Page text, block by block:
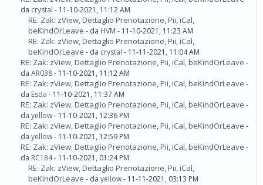
da crystal - 11-10-2021, 11:12 AM
RE: Zak: zView, Dettaglio Prenotazione, Pii, iCal,
beKindOrLeave - da HVM - 11-10-2021, 11:23 AM
RE: Zak: zView, Dettaglio Prenotazione, Pii, iCal,
beKindOrLeave - da crystal - 11-11-2021, 11:04 AM
RE: Zak: zView, Dettaglio Prenotazione, Pii, iCal, beKindOrLeave -
da AR038- 11-10-2021, 11:12 AM
RE: Zak: zView, Dettaglio Prenotazione, Pii, iCal, beKindOrLeave -
da Esda - 11-10-2021, 11:37 AM
RE: Zak: zView, Dettaglio Prenotazione, Pii, iCal, beKindOrLeave -
da yellow- 11-10-2021, 12:36 PM
RE: Zak: zView, Dettaglio Prenotazione, Pii, iCal, beKindOrLeave -
da yellow- 11-10-2021, 12:59 PM
RE: Zak: zView, Dettaglio Prenotazione, Pii, iCal, beKindOrLeave -
da RC184- 11-10-2021, 01:24 PM
RE: Zak: zView, Dettaglio Prenotazione, Pii, iCal,
beKindOrLeave - da yellow- 11-11-2021, 03:13 PM